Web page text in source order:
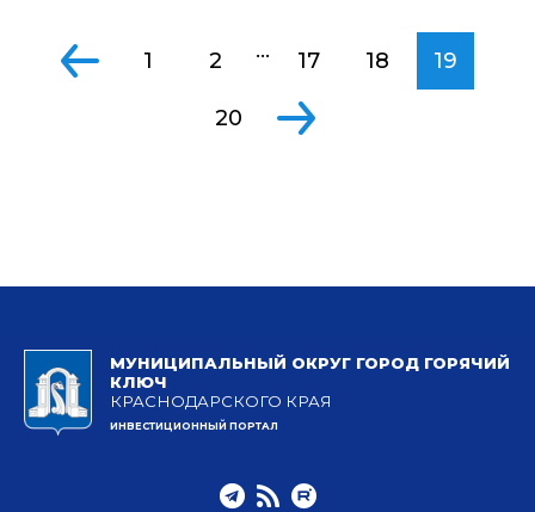
1 2 ... 17 18 19
20
МУНИЦИПАЛЬНЫЙ ОКРУГ ГОРОД ГОРЯЧИЙ
КЛЮЧ
КРАСНОДАРСКОГО КРАЯ
ИНВЕСТИЦИОННЫЙ ПОРТАЛ